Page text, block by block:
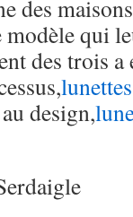
des
modèle qui
des trois a
design,